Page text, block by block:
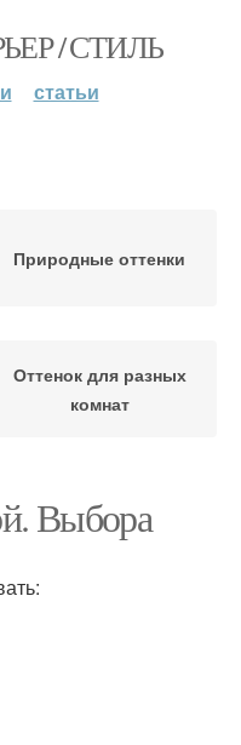
/ СТИЛЬ
статьи
Природные оттенки
Оттенок для разных
комнат
Выбора